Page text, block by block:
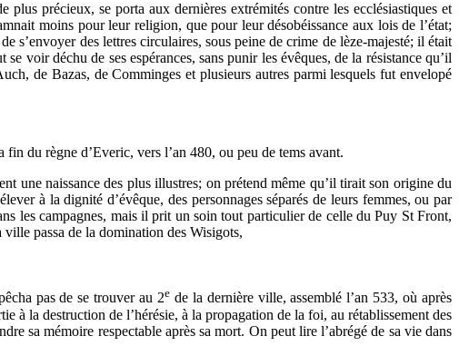
précieux, se porta aux dernières extrémités contre les ecclésiastiques et
moins pour leur religion, que pour leur désobéissance aux lois de l’état;
s’envoyer des lettres circulaires, sous peine de crime de lèze-majesté; il était
voir déchu de ses espérances, sans punir les évêques, de la résistance qu’il
de Bazas, de Comminges et plusieurs autres parmi lesquels fut envelopé
du règne d’Everic, vers l’an 480, ou peu de tems avant.
une naissance des plus illustres; on prétend même qu’il tirait son origine du
à la dignité d’évêque, des personnages séparés de leurs femmes, ou par
les campagnes, mais il prit un soin tout particulier de celle du Puy St Front,
passa de la domination des Wisigots,
pas de se trouver au 2ede la dernière ville, assemblé l’an 533, où après
à la destruction de l’hérésie, à la propagation de la foi, au rétablissement des
sa mémoire respectable après sa mort. On peut lire l’abrégé de sa vie dans